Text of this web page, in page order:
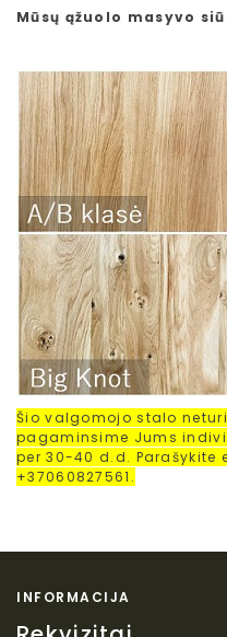
Mūsų ąžuolo masyvo
Šio valgomojo stalo
pagaminsime Jums
per 30-40 d.d. Parašykite
+37060827561.
INFORMACIJA